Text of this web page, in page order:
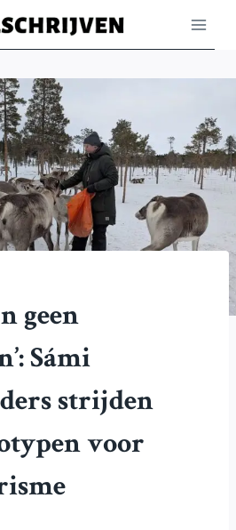
geen
Sámi
strijden
voor